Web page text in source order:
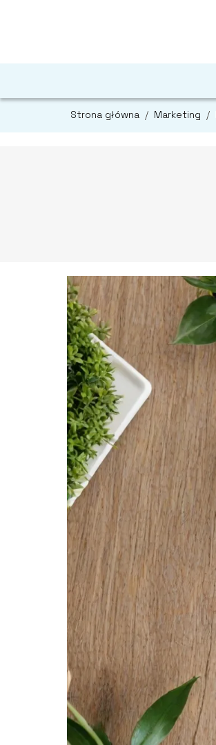
Strona główna / Marketing /